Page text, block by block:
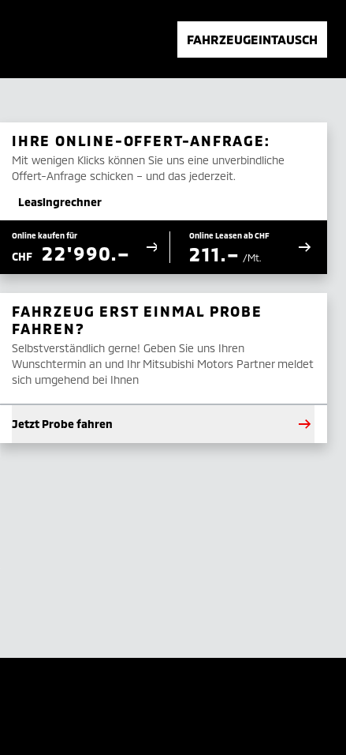
FAHRZEUGEINTAUSCH
IHRE ONLINE-OFFERT-ANFRAGE:
Mit wenigen Klicks können Sie uns eine unverbindliche
Offert-Anfrage schicken – und das jederzeit.
Leasingrechner
Online kaufen für
CHF 22'990.–
Online Leasen ab CHF
211.– /Mt.
FAHRZEUG ERST EINMAL PROBE
FAHREN?
Selbstverständlich gerne! Geben Sie uns Ihren
Wunschtermin an und Ihr Mitsubishi Motors Partner meldet
sich umgehend bei Ihnen
Jetzt Probe fahren